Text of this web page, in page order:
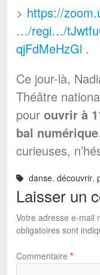
> https://
…/regi…/
qjFdMeHzGl .
Ce jour-là,
Théâtre
pour ouvrir à
bal numérique
curieuses,
danse, découvrir,
Laisser un
Votre adresse e-mail
obligatoires sont
Commentaire *